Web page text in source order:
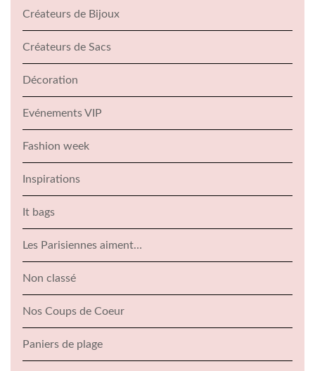
Créateurs de Bijoux
Créateurs de Sacs
Décoration
Evénements VIP
Fashion week
Inspirations
It bags
Les Parisiennes aiment…
Non classé
Nos Coups de Coeur
Paniers de plage